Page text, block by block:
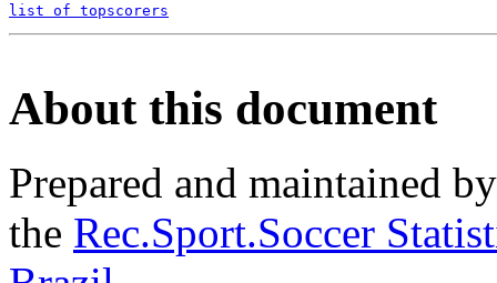
list of topscorers
About this document
Prepared and maintained
the Rec.Sport.Soccer